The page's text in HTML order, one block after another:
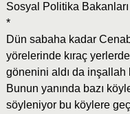
Sosyal Politika
*
Dün sabaha kadar
yörelerinde kıraç
gönenini aldı da inşallah
Bunun yanında bazı
söyleniyor bu köylere